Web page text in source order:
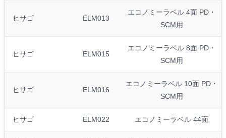
ヒサゴ ELM013
エコノミーラベル 4面 PD・
SCM用
ヒサゴ ELM015
エコノミーラベル 8面 PD・
SCM用
ヒサゴ ELM016
エコノミーラベル 10面 PD・
SCM用
ヒサゴ ELM022 エコノミーラベル 44面